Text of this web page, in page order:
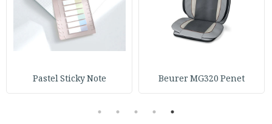
Beurer MG320 Penet
Pastel Sticky Note
1
2
3
4
5